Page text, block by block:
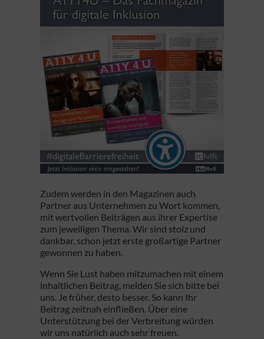
Zudem werden in den Magazinen auch
Partner aus Unternehmen zu Wort kommen,
mit wertvollen Beiträgen aus ihrer Expertise
zum jeweiligen Thema. Wir sind stolz und
dankbar, schon jetzt erste großartige Partner
gewonnen zu haben.
Wenn Sie Lust haben mitzumachen mit einem
inhaltlichen Beitrag, melden Sie sich bitte bei
uns. Je früher, desto besser. So kann Ihr
Beitrag zeitnah einfließen. Über eine
Unterstützung bei der Verbreitung würden
wir uns natürlich auch sehr freuen.